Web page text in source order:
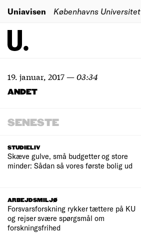
Uniavisen Københavns Universitet
19. januar, 2017—03:34
ANDET
SENESTE
STUDIELIV
Skæve gulve, små budgetter og store
minder: Sådan så vores første bolig ud
ARBEJDSMILJØ
Forsvarsforskning rykker tættere på KU
og rejser svære spørgsmål om
forskningsfrihed